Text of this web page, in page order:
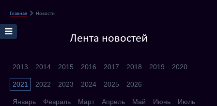
Главная Новости
Лента новостей
2013 2014 2015 2016 2017 2018 2019 2020
2021 2022 2023 2024 2025 2026
Январь Февраль Март Апрель Май Июнь Июль